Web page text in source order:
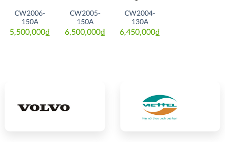
CW2006-
150A
5,500,000₫
CW2005-
150A
6,500,000₫
CW2004-
130A
6,450,000₫